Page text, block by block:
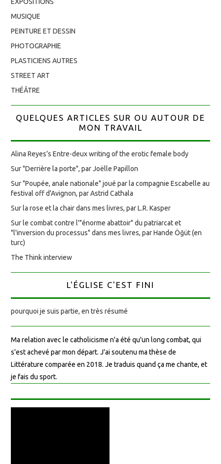
MUSIQUE
PEINTURE ET DESSIN
PHOTOGRAPHIE
PLASTICIENS AUTRES
STREET ART
THÉÂTRE
QUELQUES ARTICLES SUR OU AUTOUR DE
MON TRAVAIL
Alina Reyes’s Entre-deux writing of the erotic female body
Sur "Derrière la porte", par Joëlle Papillon
Sur "Poupée, anale nationale" joué par la compagnie Escabelle au
festival off d'Avignon, par Astrid Cathala
Sur la rose et la chair dans mes livres, par L.R. Kasper
Sur le combat contre l'"énorme abattoir" du patriarcat et
"l'inversion du processus" dans mes livres, par Hande Öğüt (en
turc)
The Think interview
L'ÉGLISE C'EST FINI
pourquoi je suis partie, en très résumé
Ma relation avec le catholicisme n'a été qu'un long combat, qui
s'est achevé par mon départ. J'ai soutenu ma thèse de
Littérature comparée en 2018. Je traduis quand ça me chante, et
je fais du sport.